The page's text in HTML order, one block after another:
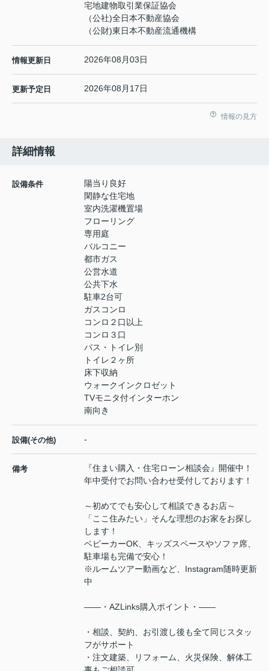
宅地建物取引業保証協会
（公社)全日本不動産協会
（公財)東日本不動産流通機構
情報更新日 2026年08月03日
更新予定日 2026年08月17日
情報の見方
詳細情報
設備条件
陽当り良好
閑静な住宅地
室内洗濯機置場
フローリング
専用庭
バルコニー
都市ガス
公営水道
公共下水
駐車2台可
ガスコンロ
コンロ２口以上
コンロ３口
バス・トイレ別
トイレ２ヶ所
床下収納
ウォークインクロゼット
TVモニタ付インターホン
南向き
設備(その他) -
備考
『住まい購入・住宅ローン相談会』開催中！
年中受付でお問い合わせ受付しております！
～初めてでも安心して相談できるお店～
「ここ住みたい」そんな理想のお家をお探し
します！
ベビーカーOK、キッズスペースやソファ席、
駐車場も完備で安心！
※ルームツアー動画など、Instagram随時更新
中
――・AZLinks購入ポイント・――
・相談、契約、お引渡し後も全て同じスタッ
フがサポート
・注文建築、リフォーム、火災保険、解体工